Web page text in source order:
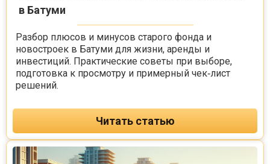
в Батуми
Разбор плюсов и минусов старого фонда и
новостроек в Батуми для жизни, аренды и
инвестиций. Практические советы при выборе,
подготовка к просмотру и примерный чек‑лист
решений.
Читать статью